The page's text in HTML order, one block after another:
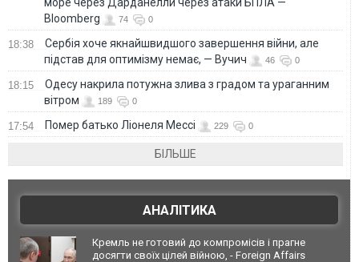
Bloomberg
74 0
18:38
Сербія хоче якнайшвидшого завершення війни, але
підстав для оптимізму немає, — Вучич
46 0
18:15
Одесу накрила потужна злива з градом та ураганним
вітром
189 0
17:54 Помер батько Ліонеля Мессі 229 0
БІЛЬШЕ
АНАЛІТИКА
Кремль не готовий до компромісів і прагне
досягти своїх цілей війною, - Foreign Affairs